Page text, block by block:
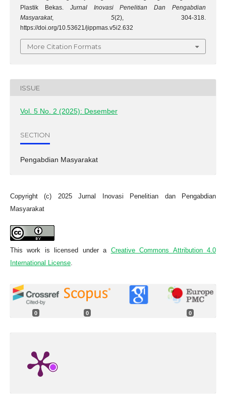
Plastik Bekas. Jurnal Inovasi Penelitian Dan Pengabdian
Masyarakat, 5(2), 304-318.
https://doi.org/10.53621/jippmas.v5i2.632
More Citation Formats
ISSUE
Vol. 5 No. 2 (2025): Desember
SECTION
Pengabdian Masyarakat
Copyright (c) 2025 Jurnal Inovasi Penelitian dan Pengabdian
Masyarakat
This work is licensed under a Creative Commons Attribution 4.0
International License.
0 0 0